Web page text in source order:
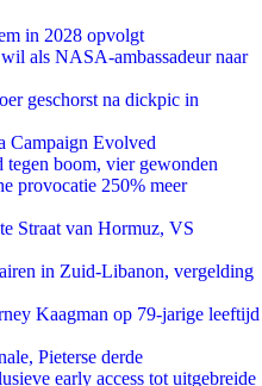
in 2028 opvolgt
als NASA-ambassadeur naar
geschorst na dickpic in
Campaign Evolved
tegen boom, vier gewonden
provocatie 250% meer
Straat van Hormuz, VS
in Zuid-Libanon, vergelding
Kaagman op 79-jarige leeftijd
Pieterse derde
early access tot uitgebreide